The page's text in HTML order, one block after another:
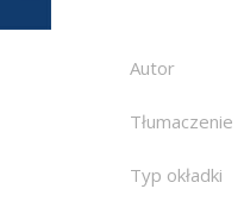
Autor
Tłumaczenie
Typ okładki